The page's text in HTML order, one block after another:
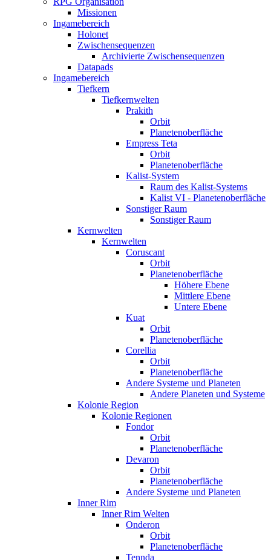
Missionen
Ingamebereich
Holonet
Zwischensequenzen
Archivierte Zwischensequenzen
Datapads
Ingamebereich
Tiefkern
Tiefkernwelten
Prakith
Orbit
Planetenoberfläche
Empress Teta
Orbit
Planetenoberfläche
Kalist-System
Raum des Kalist-Systems
Kalist VI - Planetenoberfläche
Sonstiger Raum
Sonstiger Raum
Kernwelten
Kernwelten
Coruscant
Orbit
Planetenoberfläche
Höhere Ebene
Mittlere Ebene
Untere Ebene
Kuat
Orbit
Planetenoberfläche
Corellia
Orbit
Planetenoberfläche
Andere Systeme und Planeten
Andere Planeten und Systeme
Kolonie Region
Kolonie Regionen
Fondor
Orbit
Planetenoberfläche
Devaron
Orbit
Planetenoberfläche
Andere Systeme und Planeten
Inner Rim
Inner Rim Welten
Onderon
Orbit
Planetenoberfläche
Tennda